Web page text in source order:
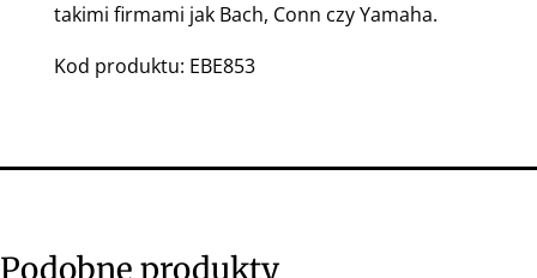
takimi firmami jak Bach, Conn czy Yamaha.
Kod produktu: EBE853
Podobne produkty